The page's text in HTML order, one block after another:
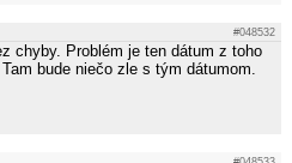
#048532
chyby. Problém je ten dátum z toho
bude niečo zle s tým dátumom.